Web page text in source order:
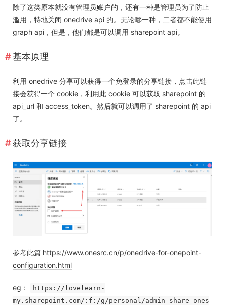
除了这类原本就没有管理员账户的，还有一种是管理员为了防止
滥用，特地关闭 onedrive api 的。无论哪一种，二者都不能使用
graph api，但是，他们都是可以调用 sharepoint api。
基本原理
利用 onedrive 分享可以获得一个免登录的分享链接，点击此链
接会获得一个 cookie，利用此 cookie 可以获取 sharepoint 的
api_url 和 access_token。然后就可以调用了 sharepoint 的 api
了。
获取分享链接
参考此篇 https://www.onesrc.cn/p/onedrive-for-onepoint-
configuration.html
eg：
https://lovelearn-
my.sharepoint.com/:f:/g/personal/admin_share_ones